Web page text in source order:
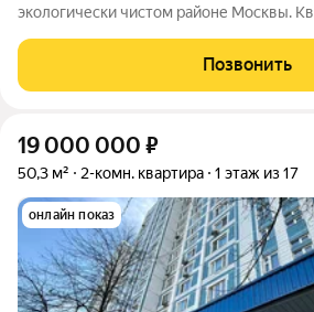
экологически чистом районе Москвы.
учетом лоджии составляет 46 кв. м, без
Позвонить
19 000 000 ₽
50,3 м² 2-комн. квартира 1 этаж из 17
онлайн показ